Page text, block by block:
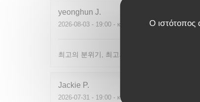
Ο ιστότοπος
yeonghun J
2026-08-03 - 19:00 - καλεσμένοι 4
최고의 분위기, 최고의 맛, 프랑스어가 서툴지
Jackie P
2026-07-31 - 19:00 - καλεσμένοι 2